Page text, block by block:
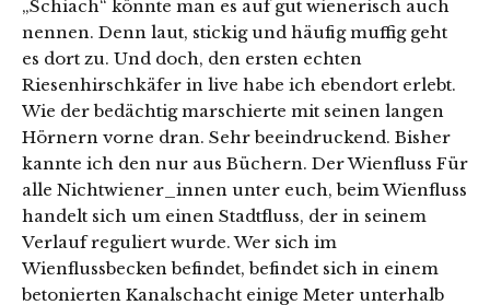
„Schiach“ könnte man es auf gut wienerisch auch
nennen. Denn laut, stickig und häufig muffig geht
es dort zu. Und doch, den ersten echten
Riesenhirschkäfer in live habe ich ebendort erlebt.
Wie der bedächtig marschierte mit seinen langen
Hörnern vorne dran. Sehr beeindruckend. Bisher
kannte ich den nur aus Büchern. Der Wienfluss Für
alle Nichtwiener_innen unter euch, beim Wienfluss
handelt sich um einen Stadtfluss, der in seinem
Verlauf reguliert wurde. Wer sich im
Wienflussbecken befindet, befindet sich in einem
betonierten Kanalschacht einige Meter unterhalb